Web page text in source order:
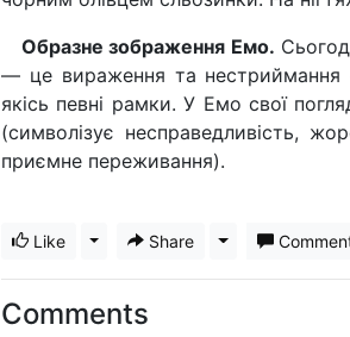
Образне зображення Емо.
— це вираження та нестриймання
якісь певні рамки. У Емо свої
(символізує несправедливість,
приємне переживання).
Like Toggle Dropdown
Share Toggle
Comments